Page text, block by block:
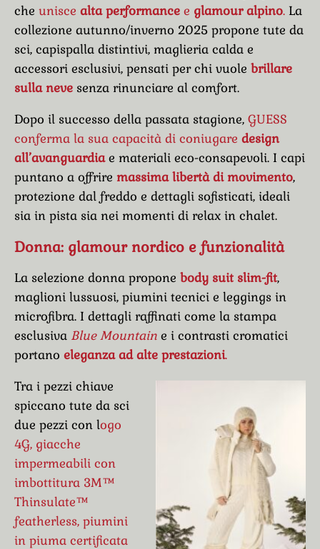
che unisce alta performance e glamour alpino. La
collezione autunno/inverno 2025 propone tute da
sci, capispalla distintivi, maglieria calda e
accessori esclusivi, pensati per chi vuole brillare
sulla neve senza rinunciare al comfort.
Dopo il successo della passata stagione, GUESS
conferma la sua capacità di coniugare design
all’avanguardiae materiali eco-consapevoli. I capi
puntano a offrire massima libertà di movimento,
protezione dal freddo e dettagli sofisticati, ideali
sia in pista sia nei momenti di relax in chalet.
Donna: glamour nordico e funzionalità
La selezione donna propone body suit slim-fit,
maglioni lussuosi, piumini tecnici e leggings in
microfibra. I dettagli raffinati come la stampa
esclusiva Blue Mountain e i contrasti cromatici
portano eleganza ad alte prestazioni.
Tra i pezzi chiave
spiccano tute da sci
due pezzi con logo
4G, giacche
impermeabili con
imbottitura 3M™
Thinsulate™
featherless, piumini
in piuma certificata